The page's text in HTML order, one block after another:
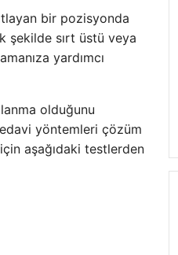
bir pozisyonda
şekilde sırt üstü veya
yardımcı
olduğunu
yöntemleri çözüm
için aşağıdaki testlerden